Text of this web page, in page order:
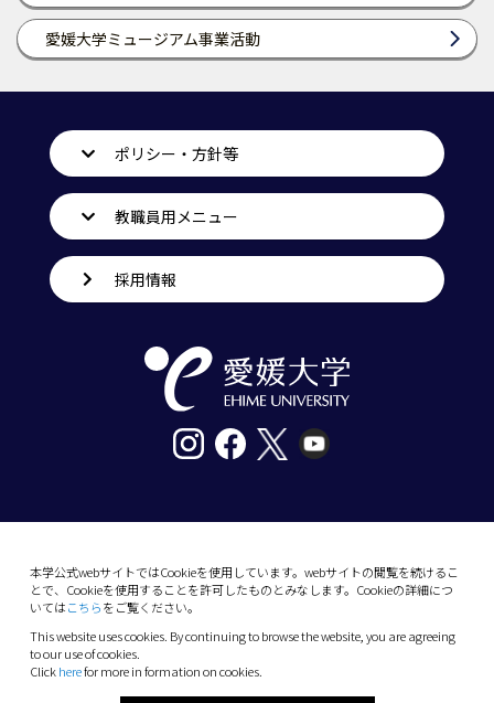
愛媛大学ミュージアム事業活動
本学公式webサイトではCookieを使用しています。webサイトの閲覧を続けるこ
とで、Cookieを使用することを許可したものとみなします。Cookieの詳細につ
いてはこちらをご覧ください。
This website uses cookies. By continuing to browse the website, you are agreeing
to our use of cookies.
Clickherefor more in formation on cookies.
ポリシー・方針等
教職員用メニュー
採用情報
10-13 Dogo-Himata, Matsuyama, Ehime 790-
Phone: +81 89-927-9000